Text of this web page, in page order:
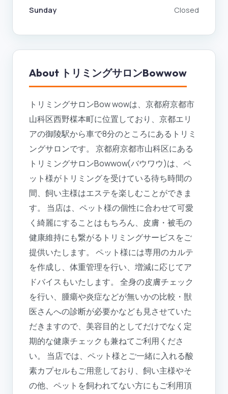
Sunday Closed
About トリミングサロンBowwow
トリミングサロンBow wowは、京都府京都市
山科区西野楳本町に位置しており、京都エリ
アの御陵駅から車で8分のところにあるトリミ
ングサロンです。 京都府京都市山科区にある
トリミングサロンBowwow(バウワウ)は、ペ
ット様がトリミングを受けている待ち時間の
間、飼い主様はエステを楽しむことができま
す。 当店は、ペット様の個性に合わせて可愛
く綺麗にすることはもちろん、皮膚・被毛の
健康維持にも繋がるトリミングサービスをご
提供いたします。 ペット様には専用のカルテ
を作成し、体重管理を行い、増減に応じてア
ドバイスもいたします。 全身の皮膚チェック
を行い、腫瘍や炎症などが無いかの比較・獣
医さんへの診断が必要かなども見させていた
だきますので、美容目的としてだけでなく定
期的な健康チェックも兼ねてご利用くださ
い。 当店では、ペット様とご一緒に入れる酸
素カプセルもご用意しており、飼い主様やそ
の他、ペットを飼われてない方にもご利用頂